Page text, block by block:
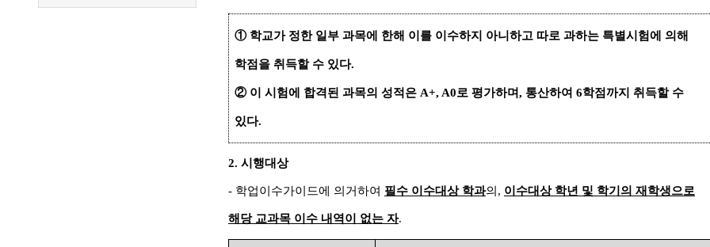
① 학교가 정한 일부 과목에 한해 이를 이수하지 아니하고 따로 과하는 특별시험에 의해
학점을 취득할 수 있다.
② 이 시험에 합격된 과목의 성적은 A+, A0로 평가하며, 통산하여 6학점까지 취득할 수
있다.
2. 시행대상
- 학업이수가이드에 의거하여 필수 이수대상 학과의 , 이수대상 학년 및 학기의 재학생으로
해당 교과목 이수 내역이 없는 자.